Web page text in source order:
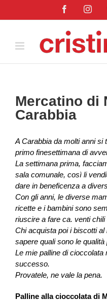
Facebook
Mercatino di
Carabbia
A Carabbia da molti anni si
primo finesettimana di
La settimana prima,
sala comunale, così li
dare in beneficenza a
Con gli anni, le diverse
ricette e i bambini sono
riuscire a fare ca. venti
Chi acquista poi i biscotti
sapere quali sono le
Le mie palline di
successo.
Provatele, ne vale la pena.
Palline alla cioccolata di